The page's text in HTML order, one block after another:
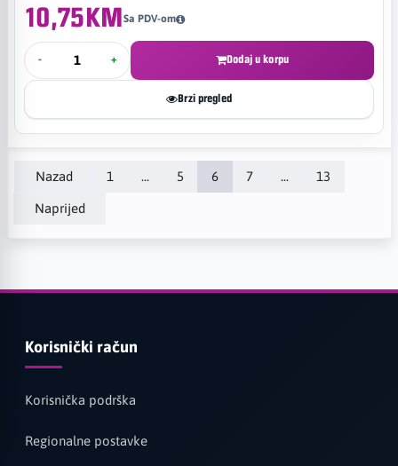
10,75KMSa PDV-om
- + Dodaj u korpu
Brzi pregled
Nazad 1 ... 5 6 7 ... 13
Naprijed
Korisnički račun
Korisnička podrška
Regionalne postavke